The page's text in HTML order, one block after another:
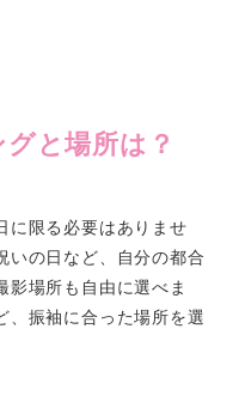
と場所は？
に限る必要はありませ
いの日など、自分の都合
影場所も自由に選べま
、振袖に合った場所を選